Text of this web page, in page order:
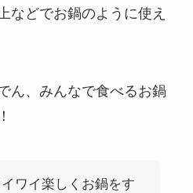
などでお鍋のように使え
ん、みんなで食べるお鍋
ワイ楽しくお鍋をす